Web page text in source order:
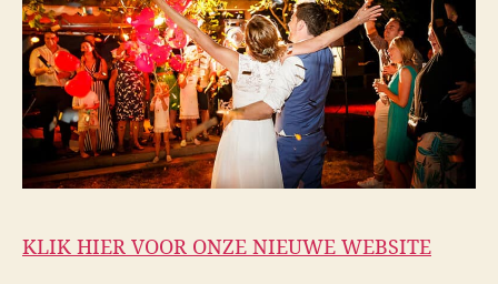
KLIK HIER VOOR ONZE NIEUWE WEBSITE